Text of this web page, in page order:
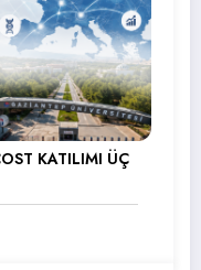
KATILIMI ÜÇ